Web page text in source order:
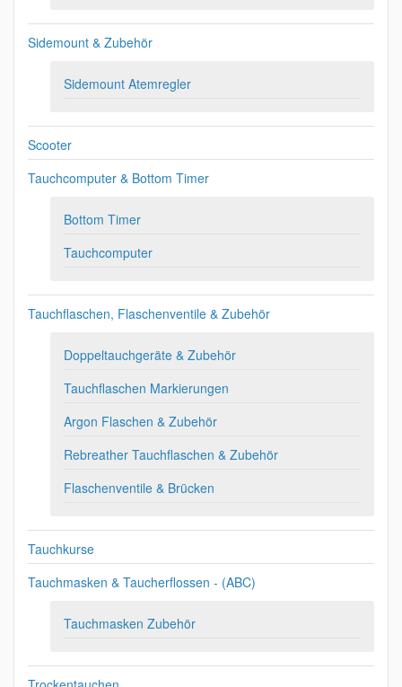
Sidemount & Zubehör
Sidemount Atemregler
Scooter
Tauchcomputer & Bottom Timer
Bottom Timer
Tauchcomputer
Tauchflaschen, Flaschenventile & Zubehör
Doppeltauchgeräte & Zubehör
Tauchflaschen Markierungen
Argon Flaschen & Zubehör
Rebreather Tauchflaschen & Zubehör
Flaschenventile & Brücken
Tauchkurse
Tauchmasken & Taucherflossen - (ABC)
Tauchmasken Zubehör